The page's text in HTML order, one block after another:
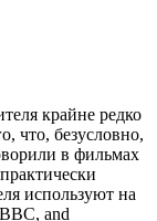
крайне редко
что, безусловно,
в фильмах
используют на
and